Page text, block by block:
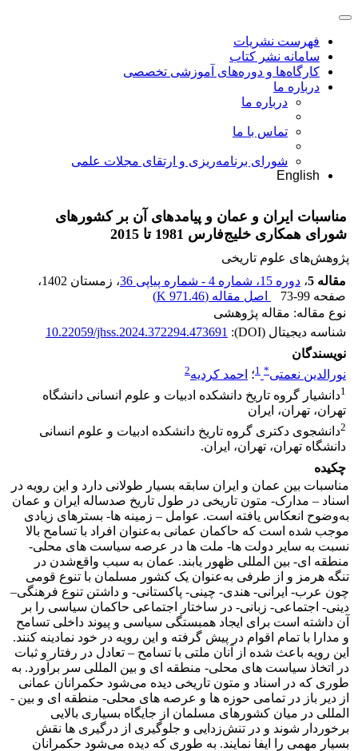
فهرست نشریات
سامانه نشر کتاب
کارگاه‌ها و دوره‌های آموزشی تخصصی
درباره ما
درباره ما
تماس با ما
شورای برنامه‌ریزی و ارتقای مجلات علمی
English
مناسبات ایران و عمان و پیامدهای آن بر کشورهای
شورای همکاری خلیج‌فارس 1981 تا 2015
پژوهش‌های علوم تاریخی
مقاله 5
، دوره 15، شماره 4 - شماره پیاپی 36 ، زمستان 1402
،
صفحه 73-99 اصل مقاله (971.46 K
)
نوع مقاله: مقاله پژوهشی
شناسه دیجیتال (DOI):
10.22059/jhss.2024.372294.473691
نویسندگان
نورالدین نعمتی*
1؛ احمد کردیه2
1دانشیار گروه تاریخ دانشکده ادبیات و علوم انسانی دانشگاه
تهران، تهران، ایران
2دانشجوی دکتری گروه تاریخ دانشکده ادبیات و علوم انسانی
دانشگاه تهران، تهران، ایران.
چکیده
مناسبات بین عمان و ایران سابقه بسیار طولانی دارد و این رویه در
اسناد – مدارک- متون تاریخی در طول تاریخ صدساله ایران و عمان
به‌وضوح انعکاس یافته است. عوامل – زمینه­ ها- بسترهای زیادی
موجب شده است که حاکمان عمانی به‌عنوان افراد با تسامح بالا
نسبت به سایر دولت­ ها- ملت­ ها در عرصه سیاست­ های محلی-
منطقه ­ای- بین­ المللی ظهور یابند. عمان به سبب واقع‌شدن در
تنگه هرمز و از طرفی به‌عنوان یک کشور مسلمان با تنوع قومی
چون عرب- ایرانی- هندی- چینی- پاکستانی- و داشتن تنوع فرهنگی–
دینی- اجتماعی- زبانی- در ساختار اجتماعی حاکمان سیاسی را بر
آن داشته است برای ایجاد همبستگی سیاسی و پیوند داخلی تسامح
و مدارا با تمام اقوام در پیش گرفته و این رویه در خود نمادینه کنند.
این رویه باعث شده از آنان ملتی با تسامح – تعادل در رفتار و ثبات
در اتخاذ سیاست­ های محلی- منطقه­ ای و بین­ المللی سر برآورد. به
طوری که در اسناد و متون تاریخی دیده می‌شود حکمرانان عمانی
از دیر باز در تمامی حوزه ­ها و عرصه­ های محلی- منطقه­ ای و بین ­
المللی در میان کشورهای مسلمان از جایگاه بسیاری بالایی
برخوردار شوند و در تنش‌زدایی و جلوگیری از درگیری ­ها نقش
بسیار مهمی را ایفا نمایند. به طوری که دیده می‌شود حکمرانان